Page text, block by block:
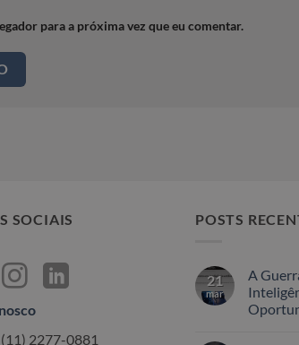
para a próxima vez que eu comentar.
SOCIAIS
2277-0881
POSTS
21
mar
A